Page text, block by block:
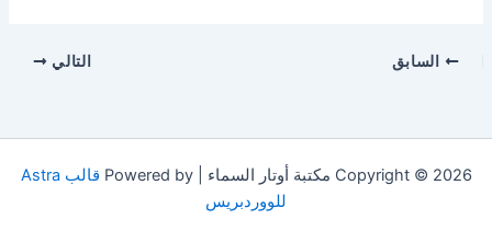
السابق التالي
Copyright © 2026 مكتبة أوتار السماء | Powered by
قالب Astra
للووردبريس